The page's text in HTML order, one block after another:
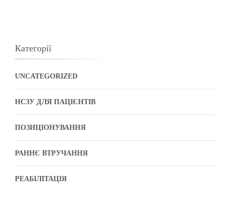
Категорії
UNCATEGORIZED
НСЗУ ДЛЯ ПАЦІЄНТІВ
ПОЗИЦІОНУВАННЯ
РАННЄ ВТРУЧАННЯ
РЕАБІЛІТАЦІЯ